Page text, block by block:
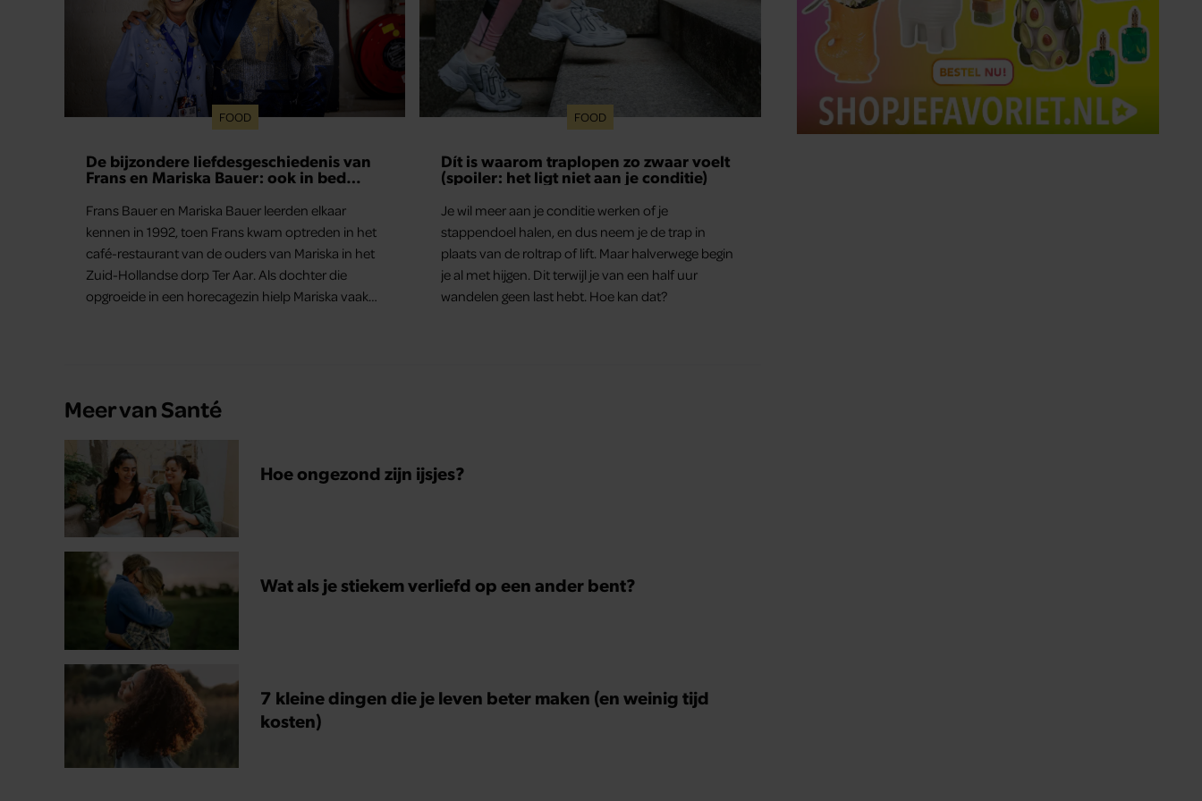
FOOD
De bijzondere liefdesgeschiedenis van
Frans en Mariska Bauer: ook in bed
Frans Bauer en Mariska Bauer leerden elkaar
kennen in 1992, toen Frans kwam optreden in het
café-restaurant van de ouders van Mariska in het
Zuid-Hollandse dorp Ter Aar. Als dochter die
opgroeide in een horecagezin hielp Mariska vaak
FOOD
Dít is waarom traplopen zo zwaar voelt
(spoiler: het ligt niet aan je conditie)
Je wil meer aan je conditie werken of je
stappendoel halen, en dus neem je de trap in
plaats van de roltrap of lift. Maar halverwege begin
je al met hijgen. Dit terwijl je van een half uur
wandelen geen last hebt. Hoe kan dat?
Meer van Santé
Hoe ongezond zijn ijsjes?
Wat als je stiekem verliefd op een ander bent?
7 kleine dingen die je leven beter maken (en weinig tijd
kosten)